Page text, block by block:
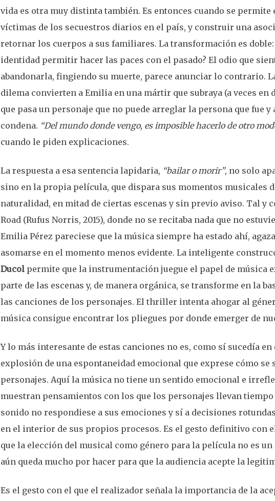
vida es otra muy distinta también. Es entonces cuando se permite
víctimas de los secuestros diarios en el país, y construir una
retornar los cuerpos a sus familiares. La transformación es doble:
identidad permitir hacer las paces con el pasado? El odio que
abandonarla, fingiendo su muerte, parece anunciar lo contrario.
dilema convierten a Emilia en una mártir que subraya (a veces en
que pasa un personaje que no puede arreglar la persona que fue y
condena. “Del mundo donde vengo, es imposible hacerlo de otro
cuando le piden explicaciones.
La respuesta a esa sentencia lapidaria, “bailar o morir”, no solo
sino en la propia película, que dispara sus momentos musicales
naturalidad, en mitad de ciertas escenas y sin previo aviso. Tal y
Road (Rufus Norris, 2015), donde no se recitaba nada que no
Emilia Pérez pareciese que la música siempre ha estado ahí,
asomarse en el momento menos evidente. La inteligente
Ducol permite que la instrumentación juegue el papel de música
parte de las escenas y, de manera orgánica, se transforme en la
las canciones de los personajes. El thriller intenta ahogar al
música consigue encontrar los pliegues por donde emerger de
Y lo más interesante de estas canciones no es, como sí sucedía
explosión de una espontaneidad emocional que exprese cómo se
personajes. Aquí la música no tiene un sentido emocional e
muestran pensamientos con los que los personajes llevan
sonido no respondiese a sus emociones y sí a decisiones
en el interior de sus propios procesos. Es el gesto definitivo con
que la elección del musical como género para la película no es
aún queda mucho por hacer para que la audiencia acepte la
Es el gesto con el que el realizador señala la importancia de la